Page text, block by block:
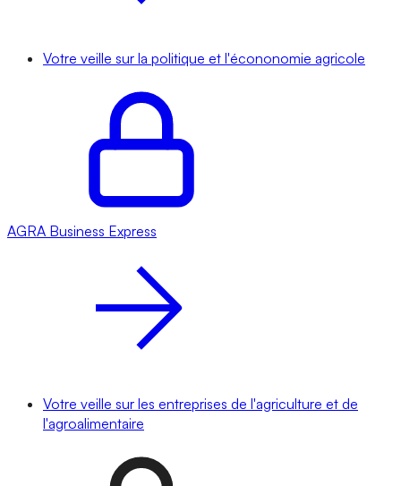
Votre veille sur la politique et l'écononomie agricole
AGRA Business Express
Votre veille sur les entreprises de l'agriculture et de
l'agroalimentaire